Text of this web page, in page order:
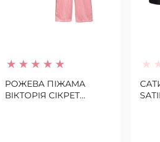
РОЖЕВА ПІЖАМА
ВІКТОРІЯ СІКРЕТ